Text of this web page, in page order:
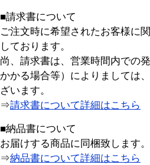
■請求書について
ご注文時に希望されたお客様に
しております。
尚、請求書は、営業時間内での
かかる場合等）によりましては
ざいます。
⇒請求書について詳細はこちら
■納品書について
お届けする商品に同梱致します。
⇒納品書について詳細はこちら